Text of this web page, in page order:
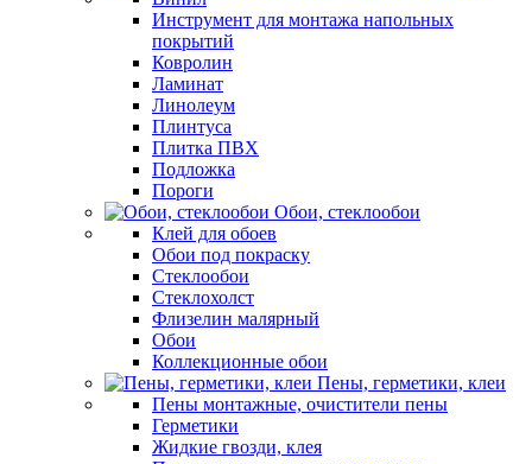
Инструмент для монтажа напольных
покрытий
Ковролин
Ламинат
Линолеум
Плинтуса
Плитка ПВХ
Подложка
Пороги
Обои, стеклообои
Клей для обоев
Обои под покраску
Стеклообои
Стеклохолст
Флизелин малярный
Обои
Коллекционные обои
Пены, герметики, клеи
Пены монтажные, очистители пены
Герметики
Жидкие гвозди, клея